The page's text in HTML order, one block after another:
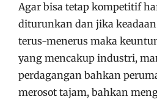
Agar bisa tetap kompetitif
diturunkan dan jika
terus-menerus maka
yang mencakup industri,
perdagangan bahkan
merosot tajam, bahkan